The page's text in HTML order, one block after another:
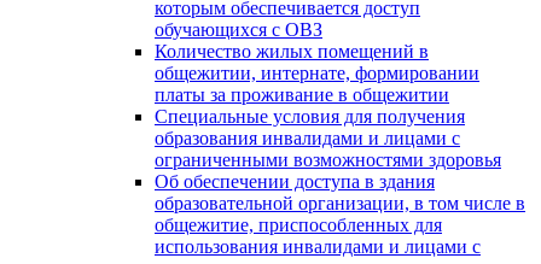
которым обеспечивается доступ
обучающихся с ОВЗ
Количество жилых помещений в
общежитии, интернате, формировании
платы за проживание в общежитии
Специальные условия для получения
образования инвалидами и лицами с
ограниченными возможностями здоровья
Об обеспечении доступа в здания
образовательной организации, в том числе в
общежитие, приспособленных для
использования инвалидами и лицами с